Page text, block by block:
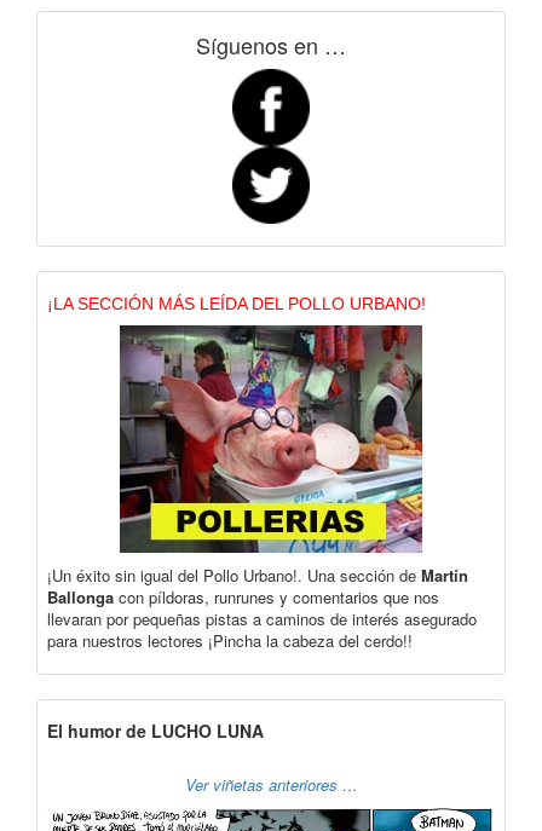
Síguenos en …
¡LA SECCIÓN MÁS LEÍDA DEL POLLO URBANO!
¡Un éxito sin igual del Pollo Urbano!. Una sección de Martín
Ballonga con píldoras, runrunes y comentarios que nos
llevaran por pequeñas pistas a caminos de interés asegurado
para nuestros lectores ¡Pincha la cabeza del cerdo!!
El humor de LUCHO LUNA
Ver viñetas anteriores …